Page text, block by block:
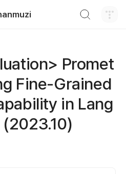
Promet
Fine-Grained
in Lang